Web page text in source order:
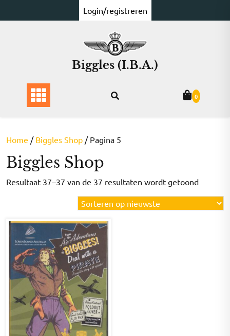
naar
Login/registreren
Biggles (I.B.A.)
0
Home / Biggles Shop / Pagina 5
Biggles Shop
Resultaat 37–37 van de 37 resultaten wordt getoond
op